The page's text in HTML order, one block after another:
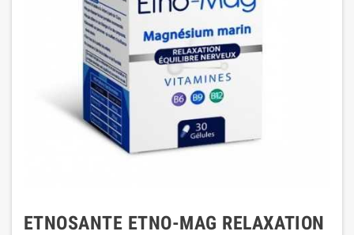
ETNOSANTE ETNO-MAG RELAXATION